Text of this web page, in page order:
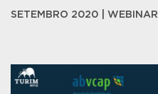
SETEMBRO 2020 | WEBINAR